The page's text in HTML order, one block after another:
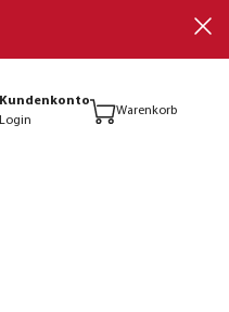
Kundenkonto
Login
Warenkorb